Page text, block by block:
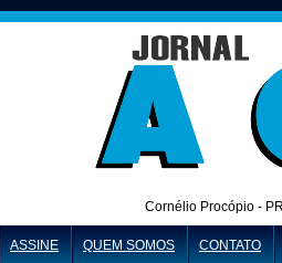
Cornélio Procópio -
ASSINE QUEM SOMOS CONTATO